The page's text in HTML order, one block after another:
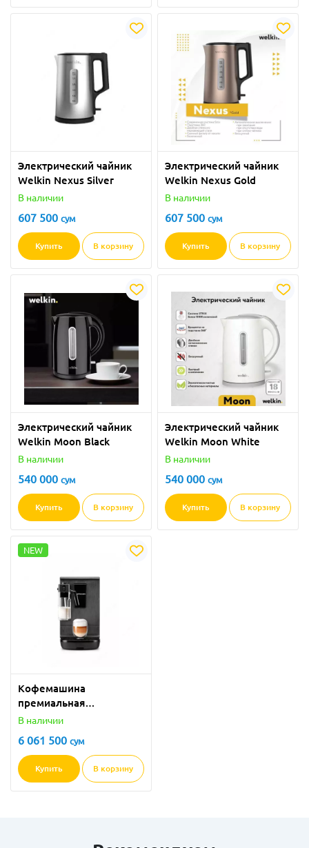
Электрический чайник
Welkin Nexus Silver
В наличии
607 500 сум
Купить В корзину
Электрический чайник
Welkin Nexus Gold
В наличии
607 500 сум
Купить В корзину
Электрический чайник
Welkin Moon Black
В наличии
540 000 сум
Купить В корзину
Электрический чайник
Welkin Moon White
В наличии
540 000 сум
Купить В корзину
NEW
Кофемашина
премиальная
автоматическая
В наличии
6 061 500 сум
Купить В корзину